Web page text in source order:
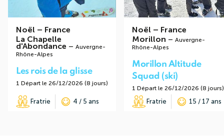
Noël – France
La Chapelle
d'Abondance – Auvergne-
Rhône-Alpes
Les rois de la glisse
1 Départ le 26/12/2026 (8 jours)
Fratrie 4 / 5 ans
Noël – France
Morillon – Auvergne-
Rhône-Alpes
Morillon Altitude
Squad (ski)
1 Départ le 26/12/2026 (8 jours)
Fratrie 15 / 17 ans